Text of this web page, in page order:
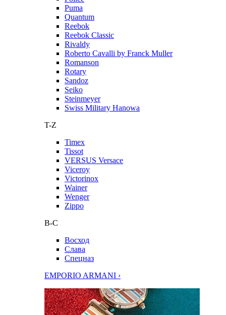
Puma
Quantum
Reebok
Reebok Classic
Rivaldy
Roberto Cavalli by Franck Muller
Romanson
Rotary
Sandoz
Seiko
Steinmeyer
Swiss Military Hanowa
T-Z
Timex
Tissot
VERSUS Versace
Viceroy
Victorinox
Wainer
Wenger
Zippo
В-С
Восход
Слава
Спецназ
EMPORIO ARMANI ›